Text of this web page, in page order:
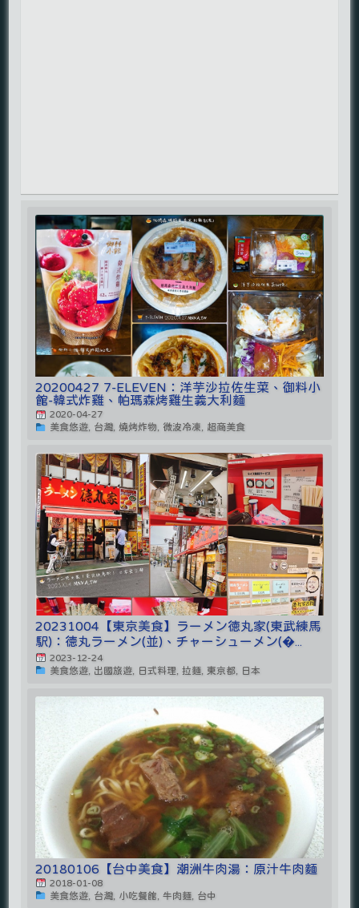
20200427 7-ELEVEN：洋芋沙拉佐生菜、御料小
館-韓式炸雞、帕瑪森烤雞生義大利麵
2020-04-27
美食悠遊, 台灣, 燒烤炸物, 微波冷凍, 超商美食
20231004【東京美食】ラーメン徳丸家(東武練馬
駅)：徳丸ラーメン(並)、チャーシューメン(�...
2023-12-24
美食悠遊, 出國旅遊, 日式料理, 拉麵, 東京都, 日本
20180106【台中美食】潮洲牛肉湯：原汁牛肉麵
2018-01-08
美食悠遊, 台灣, 小吃餐館, 牛肉麵, 台中